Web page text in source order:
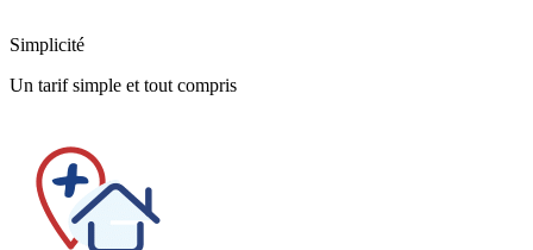
Simplicité
Un tarif simple et tout compris